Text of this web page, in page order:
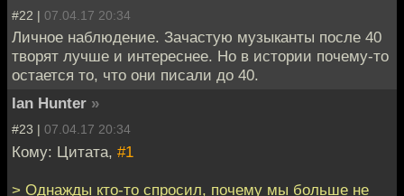
#22 | 07.04.17 20:34
Личное наблюдение. Зачастую музыканты после 40
творят лучше и интереснее. Но в истории почему-то
остается то, что они писали до 40.
Ian Hunter »
#23 | 07.04.17 20:34
Кому: Цитата, #1
> Однажды кто-то спросил, почему мы больше не